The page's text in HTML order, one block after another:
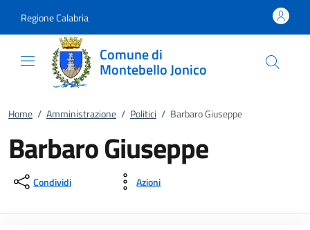
Regione Calabria
Comune di
Montebello Jonico
Home / Amministrazione / Politici / Barbaro Giuseppe
Barbaro Giuseppe
Condividi Azioni